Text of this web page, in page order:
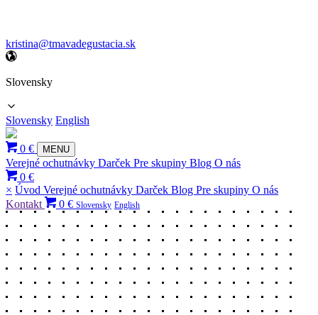
kristina@tmavadegustacia.sk
Slovensky
Slovensky English
0 € MENU
Verejné ochutnávky Darček Pre skupiny Blog O nás
0 €
× Úvod Verejné ochutnávky Darček Blog Pre skupiny O nás
Kontakt
0 € Slovensky English